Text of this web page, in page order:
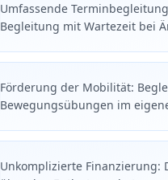
Umfassende
Begleitung mit Wartezeit bei
Förderung der Mobilität:
Bewegungsübungen im
Unkomplizierte Finanzierung: